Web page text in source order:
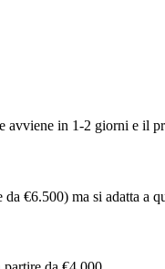
avviene in 1-2 giorni e il
€6.500) ma si adatta a